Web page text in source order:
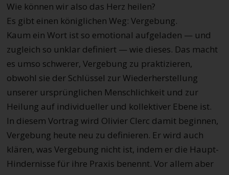
Wie können wir also das Herz heilen?
Es gibt einen königlichen Weg: Vergebung.
Kaum ein Wort ist so emotional aufgeladen — und
zugleich so unklar definiert — wie dieses. Das macht
es umso schwerer, Vergebung zu praktizieren,
obwohl sie der Schlüssel zur Wiederherstellung
unserer ursprünglichen Menschlichkeit und zur
Heilung auf individueller und kollektiver Ebene ist.
In diesem Vortrag wird Olivier Clerc damit beginnen,
Vergebung heute neu zu definieren. Er wird auch
klären, was Vergebung nicht ist, indem er die Haupt-
Hindernisse für ihre Praxis benennt. Vor allem aber